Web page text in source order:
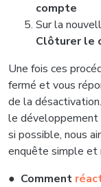
compte
Sur la
Clôturer le
Une fois ces
fermé et vous
de la
le
si possible, nous
enquête simple et
● Comment